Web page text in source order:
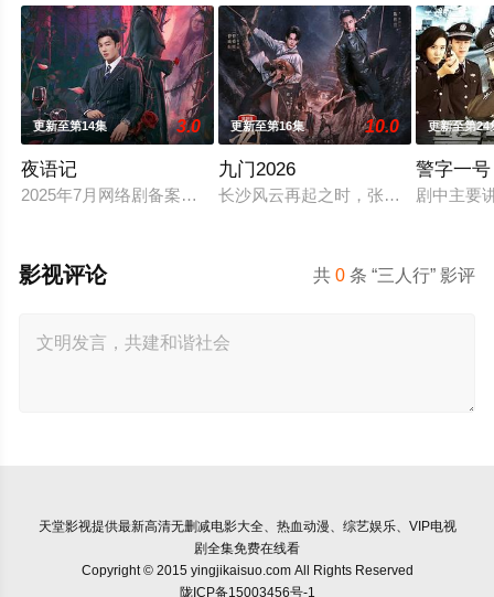
更新至第14集 3.0
夜语记
2025年7月网络剧备案当代 都市 海南越酷文化传媒有限公司
更新至第16集 10.0
九门2026
长沙风云再起之时，张启山（陈伟霆
更新至第24
警字一号
剧中主要
共0 条 “三人行” 影评
影视评论
天堂影视提供最新高清无删减电影大全、热血动漫、综艺娱乐、VIP电视
剧全集免费在线看
Copyright © 2015 yingjikaisuo.com All Rights Reserved
陇ICP备15003456号-1